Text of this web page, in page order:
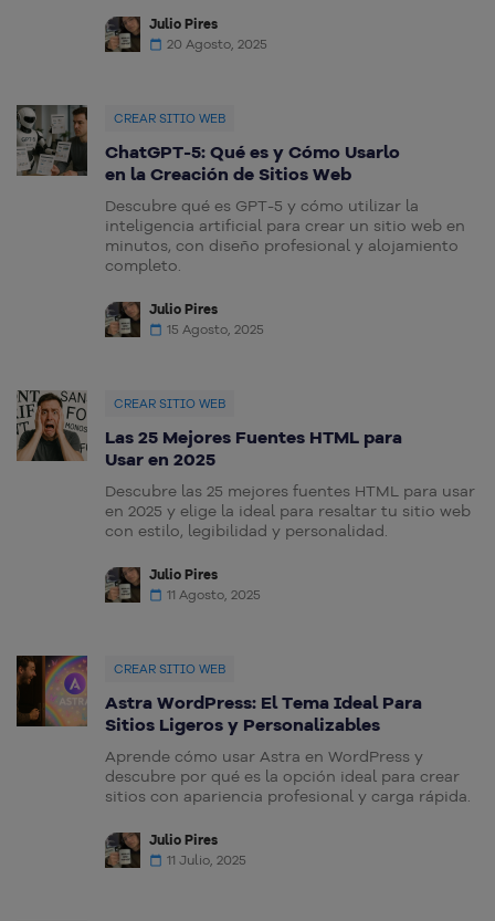
Julio Pires
20 Agosto, 2025
CREAR SITIO WEB
ChatGPT-5: Qué es y Cómo Usarlo
en la Creación de Sitios Web
Descubre qué es GPT-5 y cómo utilizar la
inteligencia artificial para crear un sitio web en
minutos, con diseño profesional y alojamiento
completo.
Julio Pires
15 Agosto, 2025
CREAR SITIO WEB
Las 25 Mejores Fuentes HTML para
Usar en 2025
Descubre las 25 mejores fuentes HTML para usar
en 2025 y elige la ideal para resaltar tu sitio web
con estilo, legibilidad y personalidad.
Julio Pires
11 Agosto, 2025
CREAR SITIO WEB
Astra WordPress: El Tema Ideal Para
Sitios Ligeros y Personalizables
Aprende cómo usar Astra en WordPress y
descubre por qué es la opción ideal para crear
sitios con apariencia profesional y carga rápida.
Julio Pires
11 Julio, 2025